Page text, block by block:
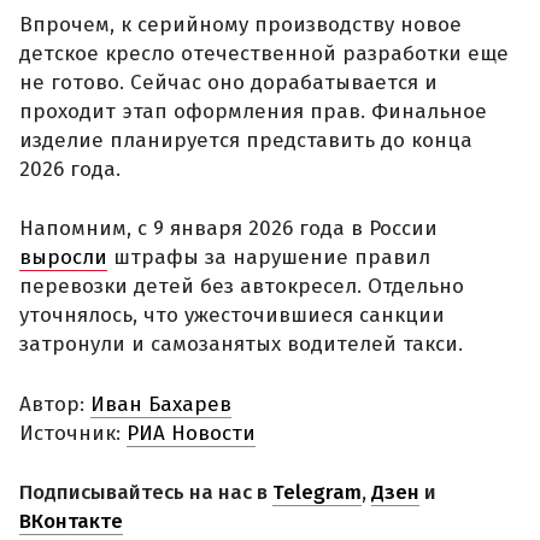
Впрочем, к серийному производству новое
детское кресло отечественной разработки еще
не готово. Сейчас оно дорабатывается и
проходит этап оформления прав. Финальное
изделие планируется представить до конца
2026 года.
Напомним, с 9 января 2026 года в России
выросли штрафы за нарушение правил
перевозки детей без автокресел. Отдельно
уточнялось, что ужесточившиеся санкции
затронули и самозанятых водителей такси.
Автор: Иван Бахарев
Источник: РИА Новости
Подписывайтесь на нас в Telegram,Дзен и
ВКонтакте